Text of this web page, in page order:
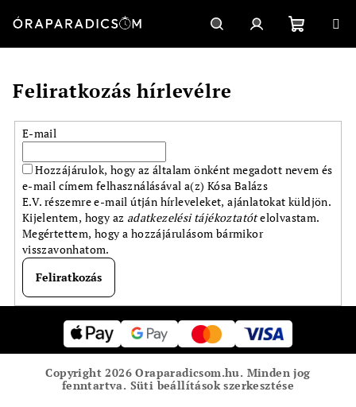
KeresésBejelentkezés
Kosár
Feliratkozás hírlevélre
E-mail
Hozzájárulok, hogy az általam önként megadott nevem és
e-mail címem felhasználásával a(z) Kósa Balázs
E.V. részemre e-mail útján hírleveleket, ajánlatokat küldjön.
Kijelentem, hogy az adatkezelési tájékoztatótelolvastam.
Megértettem, hogy a hozzájárulásom bármikor
visszavonhatom.
Feliratkozás
b
Copyright 2026Oraparadicsom.hu. Minden jog
fenntartva. Süti beállítások szerkesztése